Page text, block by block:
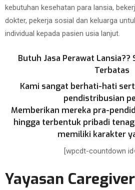
kebutuhan kesehatan para lansia,
dokter, pekerja sosial dan keluarga
individual kepada pasien usia lanjut.
Butuh Jasa Perawat Lansia??
Terbatas
Kami sangat berhati-hati
pendistribusian
Memberikan mereka pra-
hingga terbentuk pribadi
memiliki karakter
[wpcdt-countdown
Yayasan